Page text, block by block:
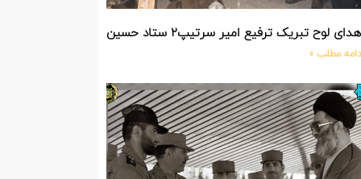
لوح تبریک ترفیع امیر سرتیپ۲ ستاد حسین صادق زاده فرمانده تیپ ۲۵ واکنش سریع شهید آبگون نزاجا مستقر در تبریز
مطلب »